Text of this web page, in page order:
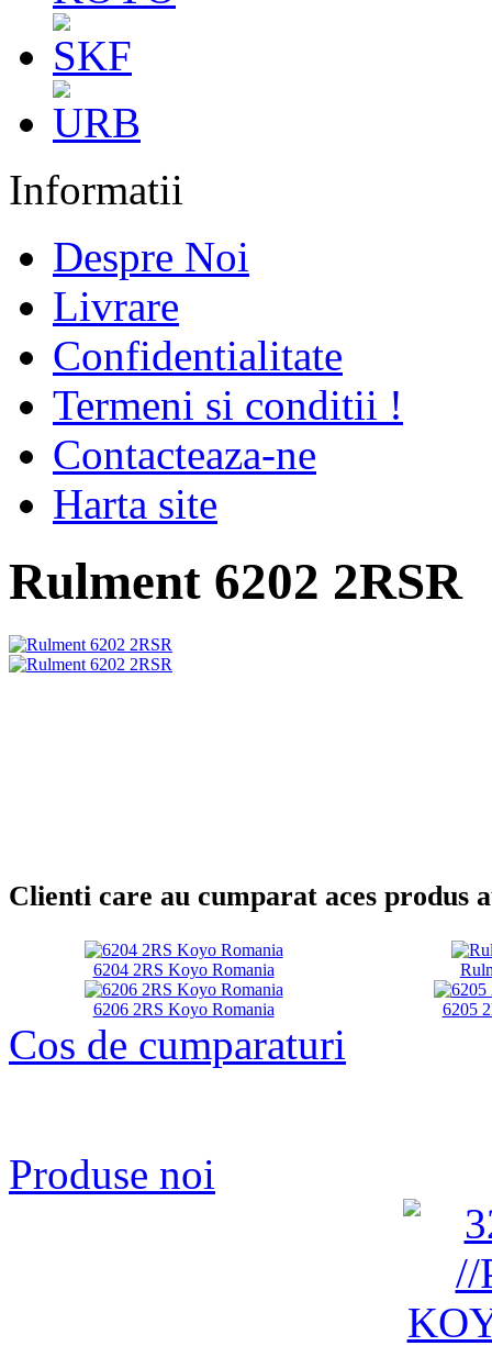
Informatii
Despre Noi
Livrare
Confidentialitate
Termeni si conditii !
Contacteaza-ne
Harta site
Rulment 6202 2RSR
Clienti care au cumparat aces produs
6204 2RS Koyo Romania
6206 2RS Koyo Romania 6205
Cos de cumparaturi
Produse noi